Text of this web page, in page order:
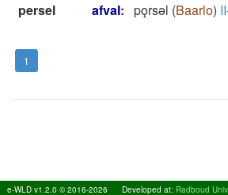
persel
afval: pǫrsǝl (Baarlo)
1
e-WLD v1.2.0 © 2016-2026 Developed at: Radboud